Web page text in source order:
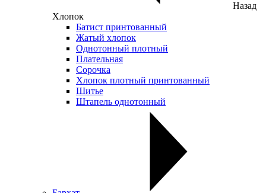
Назад
Хлопок
Батист принтованный
Жатый хлопок
Однотонный плотный
Плательная
Сорочка
Хлопок плотный принтованный
Шитье
Штапель однотонный